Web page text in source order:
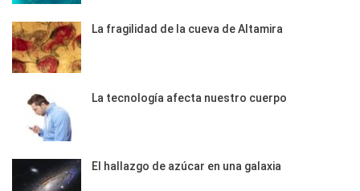
La fragilidad de la cueva de Altamira
La tecnología afecta nuestro cuerpo
El hallazgo de azúcar en una galaxia